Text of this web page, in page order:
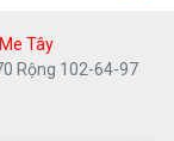
Tây
Rộng 102-64-97